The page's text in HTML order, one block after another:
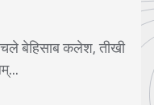
नोरा फतेही की लव लाइफ
मही...